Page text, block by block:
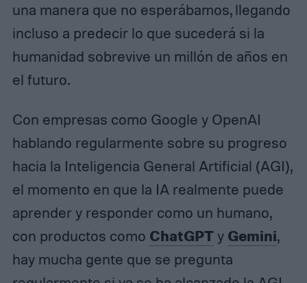
una manera que no esperábamos, llegando
incluso a predecir lo que sucederá si la
humanidad sobrevive un millón de años en
el futuro.
Con empresas como Google y OpenAI
hablando regularmente sobre su progreso
hacia la Inteligencia General Artificial (AGI),
el momento en que la IA realmente puede
aprender y responder como un humano,
con productos como ChatGPT y Gemini,
hay mucha gente que se pregunta